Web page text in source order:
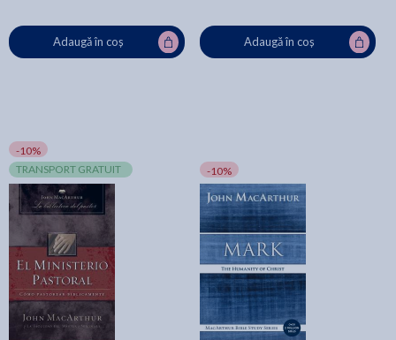
Adaugă în coș Adaugă în coș
-10%
TRANSPORT GRATUIT
-10%